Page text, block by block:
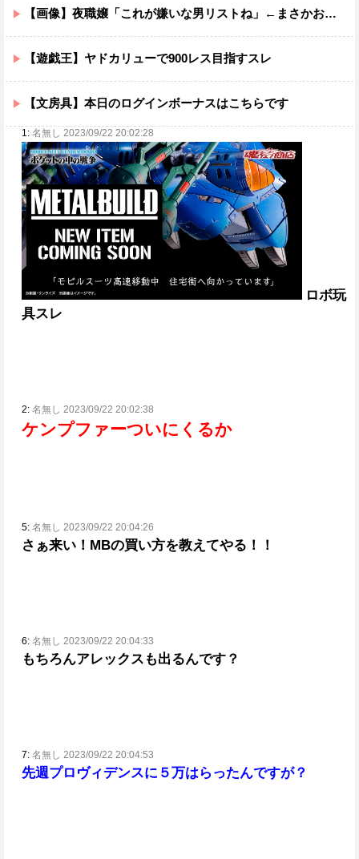
【画像】夜職嬢「これが嫌いな男リストね」←まさかお前らは当てはまってはあるまいな？ｗｗｗｗ
【遊戯王】ヤドカリューで900レス目指すスレ
【文房具】本日のログインボーナスはこちらです
1: 名無し 2023/09/22 20:02:28
ロボ玩
具スレ
2: 名無し 2023/09/22 20:02:38
ケンプファーついにくるか
5: 名無し 2023/09/22 20:04:26
さぁ来い！MBの買い方を教えてやる！！
6: 名無し 2023/09/22 20:04:33
もちろんアレックスも出るんです？
7: 名無し 2023/09/22 20:04:53
先週プロヴィデンスに５万はらったんですが？